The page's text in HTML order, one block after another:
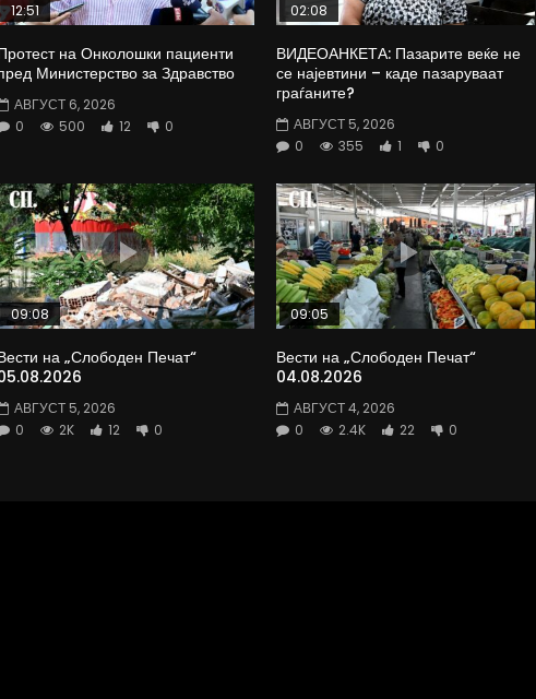
12:51
на Онколошки пациенти
Министерство за Здравство
АВГУСТ 6, 2026
0
500 12 0
02:08
ВИДЕОАНКЕТА: Пазарите веќе не
се најевтини – каде пазаруваат
граѓаните?
АВГУСТ 5, 2026
0
355 1 0
09:08
на „Слободен Печат“
АВГУСТ 5, 2026
0
2K 12 0
09:05
Вести на „Слободен Печат“
04.08.2026
АВГУСТ 4, 2026
0
2.4K 22 0